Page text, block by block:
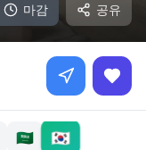
마감 공유
🇸🇦 🇰🇷